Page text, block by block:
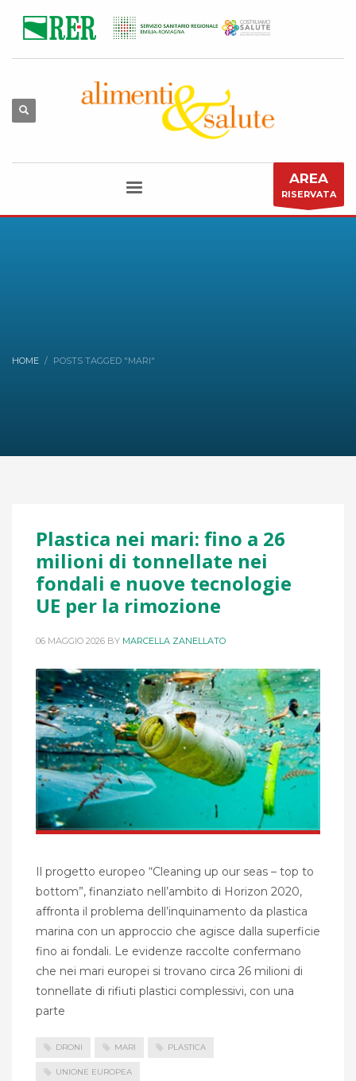
AREA
RISERVATA
HOME POSTS TAGGED "MARI"
Plastica nei mari: fino a 26
milioni di tonnellate nei
fondali e nuove tecnologie
UE per la rimozione
06 MAGGIO 2026 BY MARCELLA ZANELLATO
Il progetto europeo “Cleaning up our seas – top to
bottom”, finanziato nell’ambito di Horizon 2020,
affronta il problema dell’inquinamento da plastica
marina con un approccio che agisce dalla superficie
fino ai fondali. Le evidenze raccolte confermano
che nei mari europei si trovano circa 26 milioni di
tonnellate di rifiuti plastici complessivi, con una
parte
DRONI MARI PLASTICA
UNIONE EUROPEA